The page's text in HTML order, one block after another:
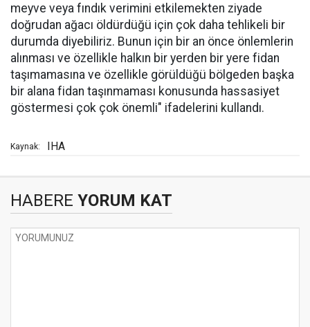
meyve veya fındık verimini etkilemekten ziyade
doğrudan ağacı öldürdüğü için çok daha tehlikeli bir
durumda diyebiliriz. Bunun için bir an önce önlemlerin
alınması ve özellikle halkın bir yerden bir yere fidan
taşımamasına ve özellikle görüldüğü bölgeden başka
bir alana fidan taşınmaması konusunda hassasiyet
göstermesi çok çok önemli" ifadelerini kullandı.
Kaynak: IHA
HABERE YORUM KAT